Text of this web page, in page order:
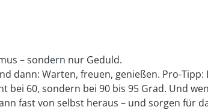
– sondern nur Geduld.
dann: Warten, freuen, genießen. Pro-
60, sondern bei 90 bis 95 Grad. Und
fast von selbst heraus – und sorgen für